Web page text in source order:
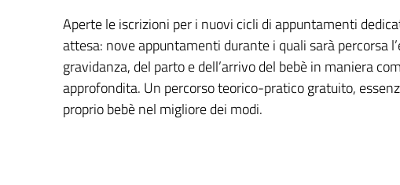
Aperte le iscrizioni per i nuovi cicli di appuntamenti
attesa: nove appuntamenti durante i quali sarà percorsa
gravidanza, del parto e dell’arrivo del bebè in maniera
approfondita. Un percorso teorico-pratico gratuito,
proprio bebè nel migliore dei modi.